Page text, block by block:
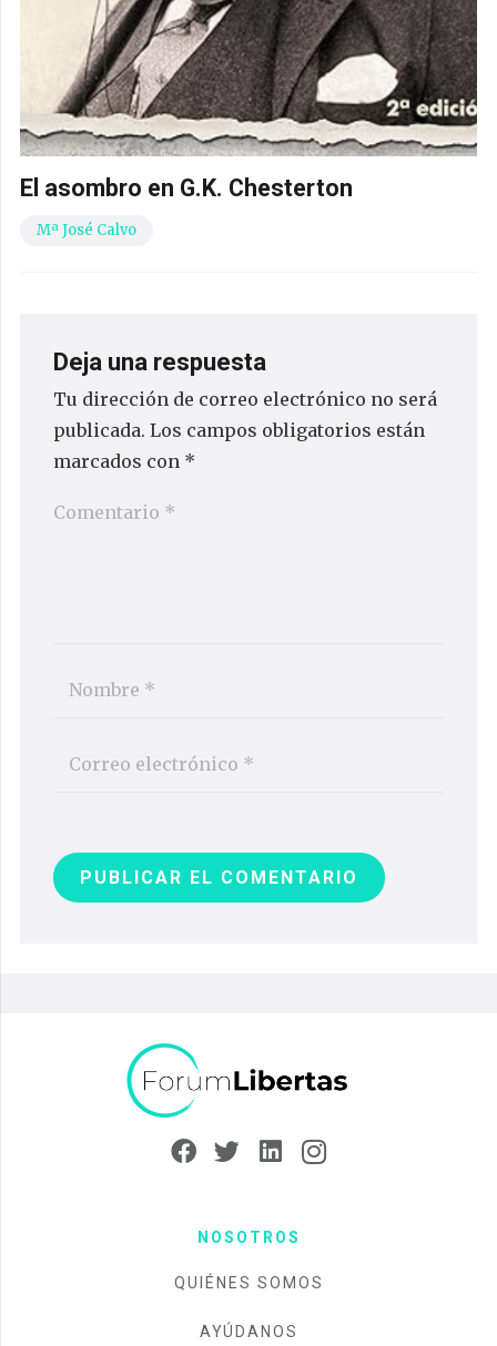
El asombro en G.K. Chesterton
Mª José Calvo
Deja una respuesta
Tu dirección de correo electrónico no será
publicada. Los campos obligatorios están
marcados con *
PUBLICAR EL COMENTARIO
NOSOTROS
QUIÉNES SOMOS
AYÚDANOS